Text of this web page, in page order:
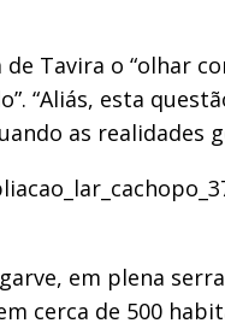
Tavira o “olhar
“Aliás, esta
as realidades
em plena
cerca de 500